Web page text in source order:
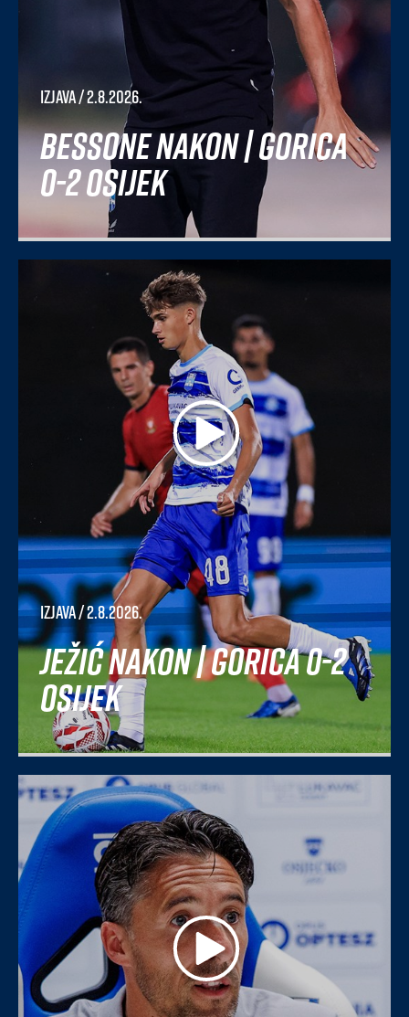
Izjava/ 2.8.2026.
Bessone nakon | Gorica
0-2 Osijek
Izjava/ 2.8.2026.
Ježić nakon | Gorica 0-2
Osijek